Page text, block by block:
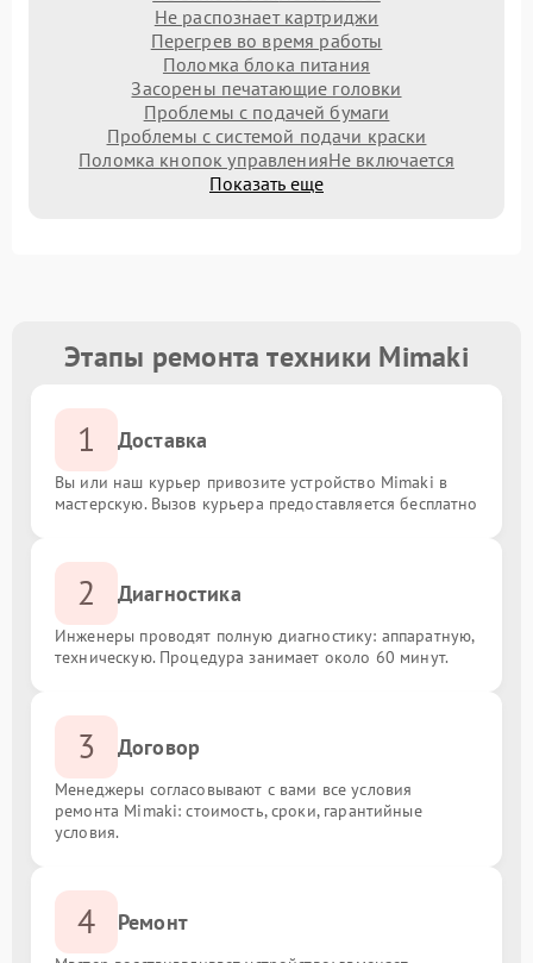
Не распознает картриджи
Перегрев во время работы
Поломка блока питания
Засорены печатающие головки
Проблемы с подачей бумаги
Проблемы с системой подачи краски
Поломка кнопок управленияНе включается
Показать еще
Этапы ремонта техники Mimaki
1 Доставка
Вы или наш курьер привозите устройство Mimaki в
мастерскую. Вызов курьера предоставляется бесплатно
2 Диагностика
Инженеры проводят полную диагностику: аппаратную,
техническую. Процедура занимает около 60 минут.
3 Договор
Менеджеры согласовывают с вами все условия
ремонта Mimaki: стоимость, сроки, гарантийные
условия.
4 Ремонт